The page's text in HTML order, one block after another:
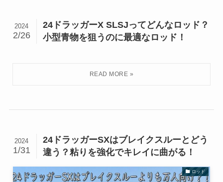
24ドラッガーX SLSJってどんなロッド？
小型青物を狙うのに最適なロッド！
2024
2/26
24ドラッガーSXはブレイクスルーとどう
違う？粘りを強化でキレイに曲がる！
2024
1/31
ロッド